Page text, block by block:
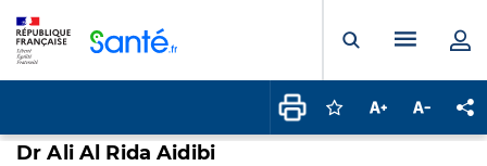
Ouvrir laMenu
Connectez-vous
Augmenter la
Dr Ali Al Rida Aidibi